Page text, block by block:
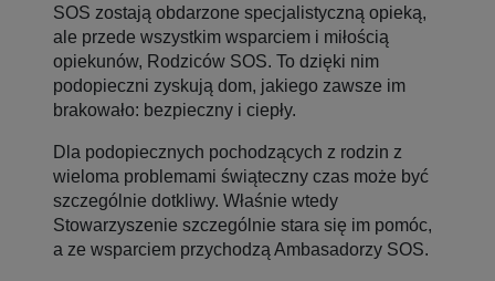
SOS zostają obdarzone specjalistyczną opieką,
ale przede wszystkim wsparciem i miłością
opiekunów, Rodziców SOS. To dzięki nim
podopieczni zyskują dom, jakiego zawsze im
brakowało: bezpieczny i ciepły.
Dla podopiecznych pochodzących z rodzin z
wieloma problemami świąteczny czas może być
szczególnie dotkliwy. Właśnie wtedy
Stowarzyszenie szczególnie stara się im pomóc,
a ze wsparciem przychodzą Ambasadorzy SOS.